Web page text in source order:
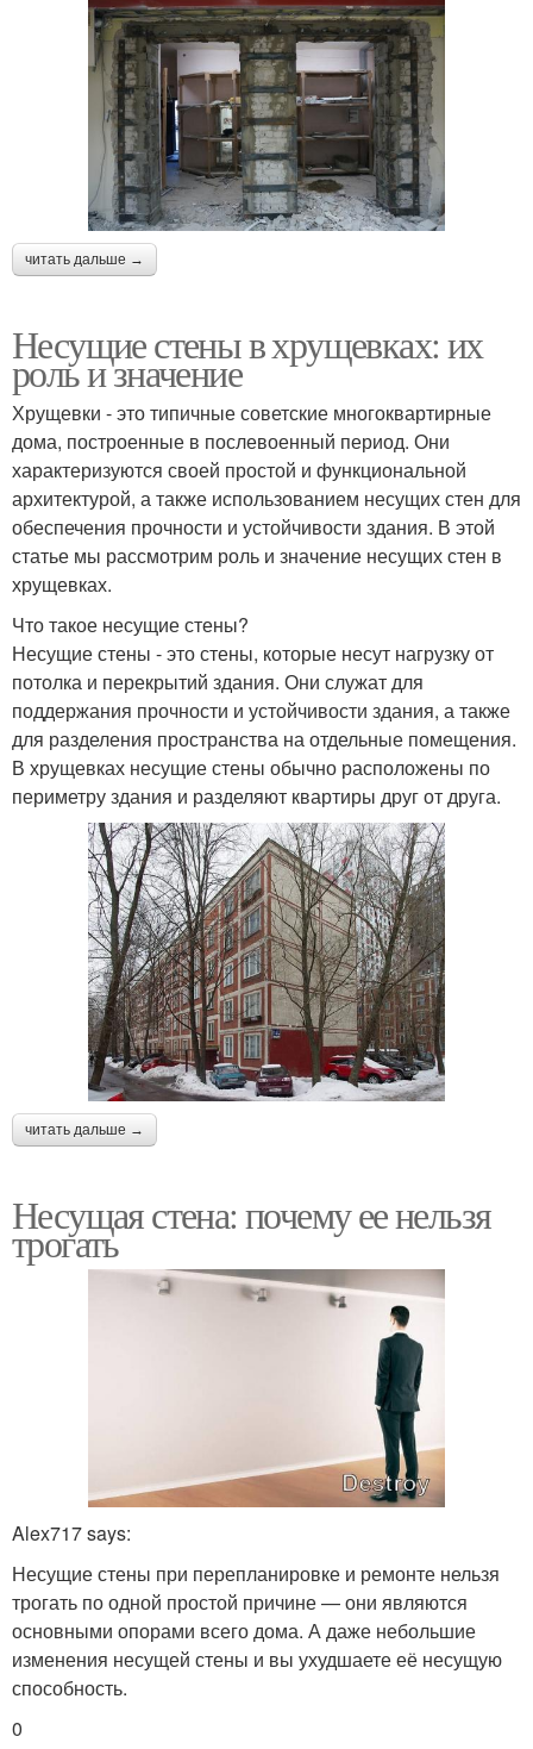
читать дальше →
Несущие стены в хрущевках: их
роль и значение
Хрущевки - это типичные советские многоквартирные
дома, построенные в послевоенный период. Они
характеризуются своей простой и функциональной
архитектурой, а также использованием несущих стен для
обеспечения прочности и устойчивости здания. В этой
статье мы рассмотрим роль и значение несущих стен в
хрущевках.
Что такое несущие стены?
Несущие стены - это стены, которые несут нагрузку от
потолка и перекрытий здания. Они служат для
поддержания прочности и устойчивости здания, а также
для разделения пространства на отдельные помещения.
В хрущевках несущие стены обычно расположены по
периметру здания и разделяют квартиры друг от друга.
читать дальше →
Несущая стена: почему ее нельзя
трогать
Alex717 says:
Несущие стены при перепланировке и ремонте нельзя
трогать по одной простой причине — они являются
основными опорами всего дома. А даже небольшие
изменения несущей стены и вы ухудшаете её несущую
способность.
0